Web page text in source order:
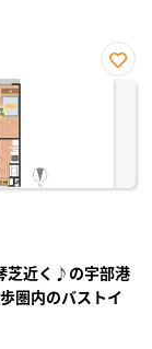
お気
芝近く♪の宇部港
圏内のバストイ